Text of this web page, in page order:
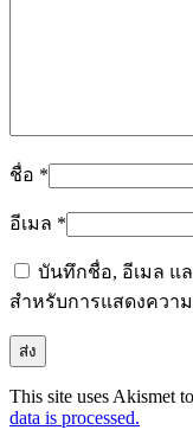
ชื่อ *
อีเมล *
บันทึกชื่อ, อีเมล แ
สำหรับการแสดงควา
This site uses Akismet
data is processed.